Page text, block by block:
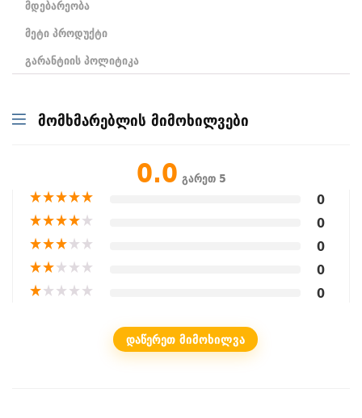
მდებარეობა
მეტი პროდუქტი
გარანტიის პოლიტიკა
მომხმარებლის მიმოხილვები
0.0 გარეთ 5
★★★★★ 0
★★★★★ 0
★★★★★ 0
★★★★★ 0
★★★★★ 0
ᲓᲐᲬᲔᲠᲔᲗ ᲛᲘᲛᲝᲮᲘᲚᲕᲐ